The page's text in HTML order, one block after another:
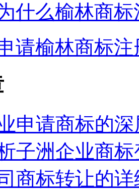
什么榆林商
请榆林商标
申请商标的
子洲企业商
商标转让的